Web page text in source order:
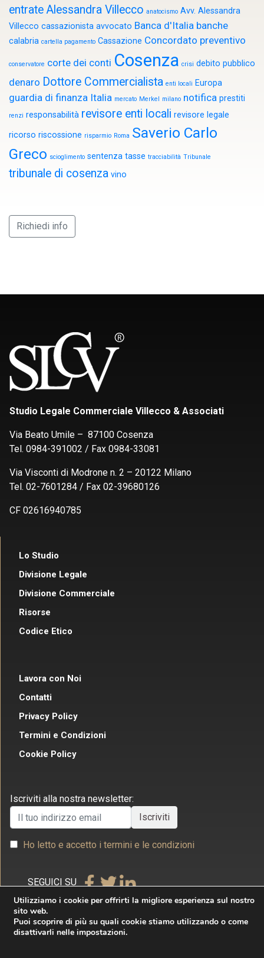
entrateAlessandra Villecco anatocismo Avv. Alessandra
Villecco cassazionista avvocato Banca d'Italia banche
calabria cartella pagamento Cassazione Concordato preventivo
conservatore corte dei conti Cosenza crisi debito pubblico
denaro Dottore Commercialista enti locali Europa
guardia di finanza Italia mercato Merkel milano notifica prestiti
renzi responsabilità revisore enti locali revisore legale
ricorso riscossione risparmio Roma Saverio Carlo
Greco scioglimento sentenza tasse tracciabilità Tribunale
tribunale di cosenza vino
Richiedi info
Studio Legale Commerciale Villecco & Associati
Via Beato Umile – 87100 Cosenza
Tel. 0984-391002 / Fax 0984-33081
Via Visconti di Modrone n. 2 – 20122 Milano
Tel. 02-7601284 / Fax 02-39680126
CF 02616940785
Lo Studio
Divisione Legale
Divisione Commerciale
Risorse
Codice Etico
Lavora con Noi
Contatti
Privacy Policy
Termini e Condizioni
Cookie Policy
Iscriviti alla nostra newsletter:
Ho letto e accetto i termini e le condizioni
SEGUICI SU
Utilizziamo i cookie per offrirti la migliore esperienza sul nostro
sito web.
Puoi scoprire di più su quali cookie stiamo utilizzando o come
disattivarli nelle impostazioni.